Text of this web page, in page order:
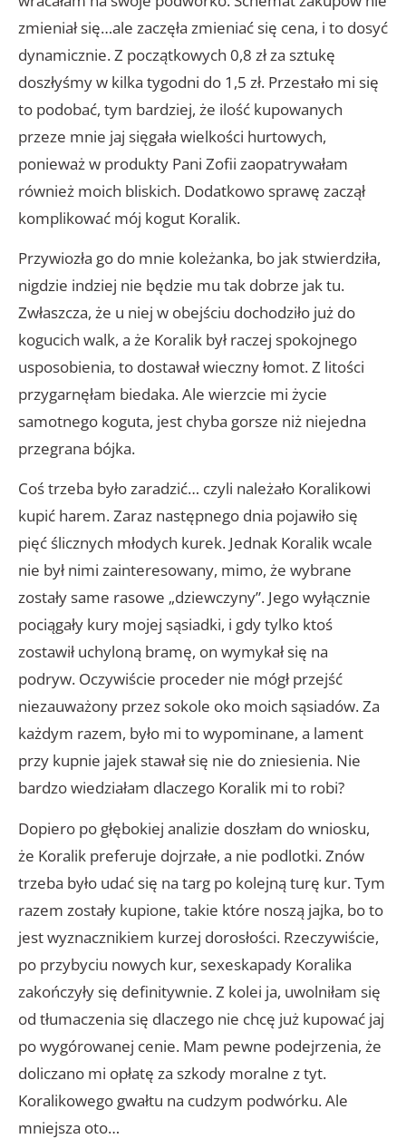
zmieniał się…ale zaczęła zmieniać się cena, i to dosyć
dynamicznie. Z początkowych 0,8 zł za sztukę
doszłyśmy w kilka tygodni do 1,5 zł. Przestało mi się
to podobać, tym bardziej, że ilość kupowanych
przeze mnie jaj sięgała wielkości hurtowych,
ponieważ w produkty Pani Zofii zaopatrywałam
również moich bliskich. Dodatkowo sprawę zaczął
komplikować mój kogut Koralik.
Przywiozła go do mnie koleżanka, bo jak stwierdziła,
nigdzie indziej nie będzie mu tak dobrze jak tu.
Zwłaszcza, że u niej w obejściu dochodziło już do
kogucich walk, a że Koralik był raczej spokojnego
usposobienia, to dostawał wieczny łomot. Z litości
przygarnęłam biedaka. Ale wierzcie mi życie
samotnego koguta, jest chyba gorsze niż niejedna
przegrana bójka.
Coś trzeba było zaradzić… czyli należało Koralikowi
kupić harem. Zaraz następnego dnia pojawiło się
pięć ślicznych młodych kurek. Jednak Koralik wcale
nie był nimi zainteresowany, mimo, że wybrane
zostały same rasowe „dziewczyny”. Jego wyłącznie
pociągały kury mojej sąsiadki, i gdy tylko ktoś
zostawił uchyloną bramę, on wymykał się na
podryw. Oczywiście proceder nie mógł przejść
niezauważony przez sokole oko moich sąsiadów. Za
każdym razem, było mi to wypominane, a lament
przy kupnie jajek stawał się nie do zniesienia. Nie
bardzo wiedziałam dlaczego Koralik mi to robi?
Dopiero po głębokiej analizie doszłam do wniosku,
że Koralik preferuje dojrzałe, a nie podlotki. Znów
trzeba było udać się na targ po kolejną turę kur. Tym
razem zostały kupione, takie które noszą jajka, bo to
jest wyznacznikiem kurzej dorosłości. Rzeczywiście,
po przybyciu nowych kur, sexeskapady Koralika
zakończyły się definitywnie. Z kolei ja, uwolniłam się
od tłumaczenia się dlaczego nie chcę już kupować jaj
po wygórowanej cenie. Mam pewne podejrzenia, że
doliczano mi opłatę za szkody moralne z tyt.
Koralikowego gwałtu na cudzym podwórku. Ale
mniejsza oto…